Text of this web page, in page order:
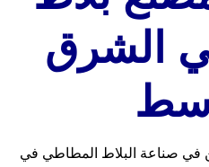
الشرق
في صناعة البلاط المطاطي في